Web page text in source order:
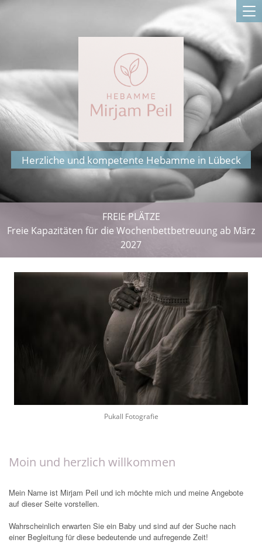
Herzliche und kompetente Hebamme in Lübeck
FREIE PLÄTZE
Freie Kapazitäten für die Wochenbettbetreuung ab März
2027
Pukall Fotografie
Moin und herzlich willkommen
Mein Name ist Mirjam Peil und ich möchte mich und meine Angebote
auf dieser Seite vorstellen.
Wahrscheinlich erwarten Sie ein Baby und sind auf der Suche nach
einer Begleitung für diese bedeutende und aufregende Zeit!